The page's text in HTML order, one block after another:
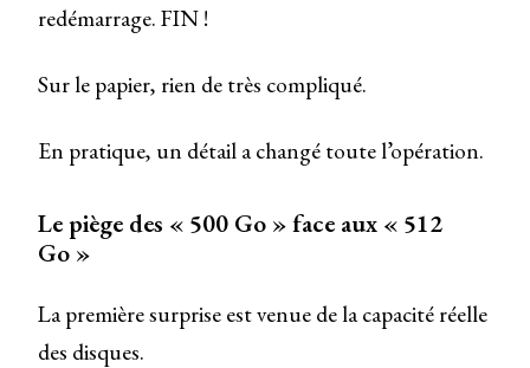
redémarrage. FIN !
Sur le papier, rien de très compliqué.
En pratique, un détail a changé toute l’opération.
Le piège des « 500 Go » face aux « 512
Go »
La première surprise est venue de la capacité réelle
des disques.